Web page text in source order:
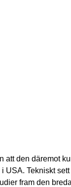
den däremot
Tekniskt
fram den